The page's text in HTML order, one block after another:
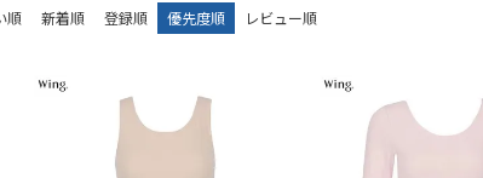
順 新着順 登録順 優先度順 レビュー順